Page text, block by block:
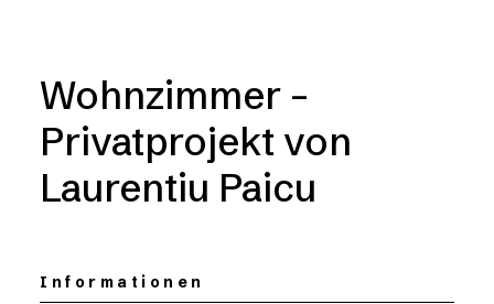
Wohnzimmer –
Privatprojekt von
Laurentiu Paicu
Informationen